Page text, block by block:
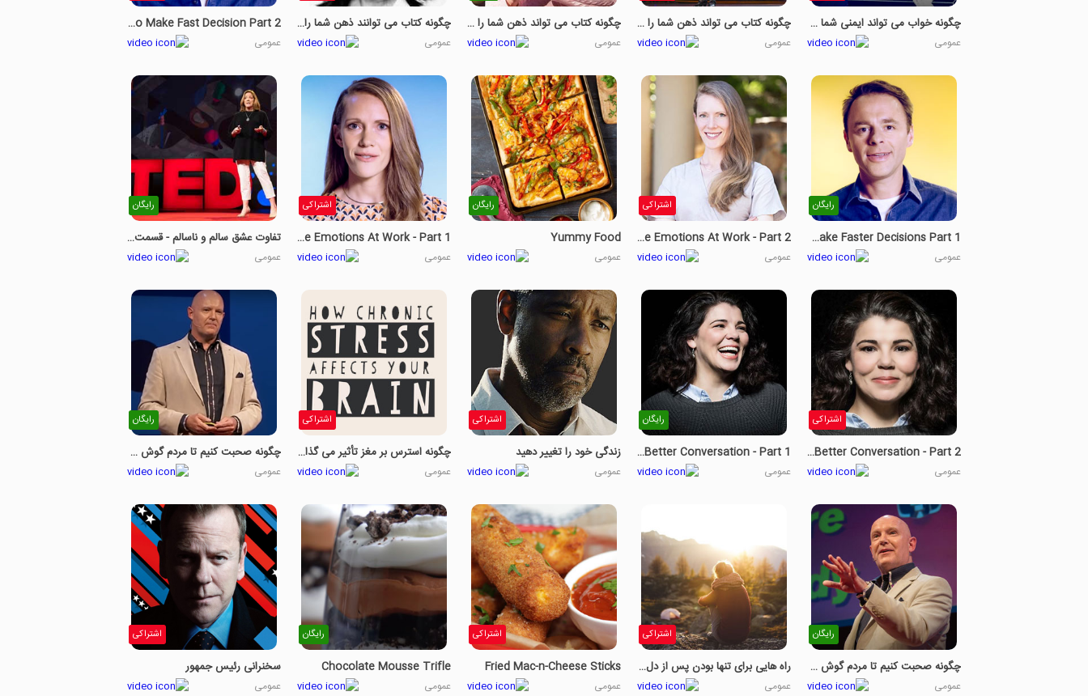
چگونه خواب می تواند ایمنی شما را بهبود بخشد - بخش اول
عمومی
چگونه کتاب می تواند ذهن شما را باز کند قسمت سوم
عمومی
چگونه کتاب می تواند ذهن شما را باز کند قسمت دوم
عمومی
چگونه کتاب می توانند ذهن شما را باز کنند قسمت اول
عمومی
How To Make Fast Decision Part 2
عمومی
رایگان
How To Make Faster Decisions Part 1
عمومی
اشتراکی
How To Embrace Emotions At Work - Part 2
عمومی
رایگان
Yummy Food
عمومی
اشتراکی
How To Embrace Emotions At Work - Part 1
عمومی
رایگان
تفاوت عشق سالم و ناسالم - قسمت 1
عمومی
اشتراکی
Ways To Have A Better Conversation - Part 2
عمومی
رایگان
Ways To Have A Better Conversation - Part 1
عمومی
اشتراکی
زندگی خود را تغییر دهید
عمومی
اشتراکی
چگونه استرس بر مغز تأثیر می گذارد - قسمت 1
عمومی
رایگان
چگونه صحبت کنیم تا مردم گوش دهند - قسمت 2
عمومی
رایگان
چگونه صحبت کنیم تا مردم گوش دهند- قسمت 1
عمومی
اشتراکی
راه هایی برای تنها بودن پس از دل شکستگی
عمومی
اشتراکی
Fried Mac-n-Cheese Sticks
عمومی
رایگان
Chocolate Mousse Trifle
عمومی
اشتراکی
سخنرانی رئیس جمهور
عمومی